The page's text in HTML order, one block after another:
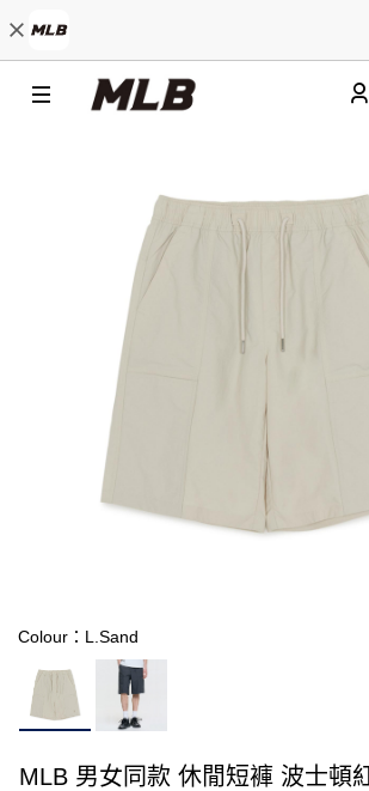
Colour：L.Sand
MLB 男女同款 休閒短褲 波士頓